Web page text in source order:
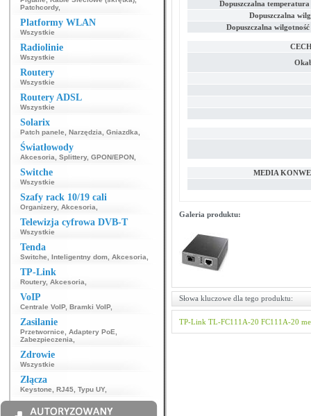
Patchcordy,
Platformy WLAN
Wszystkie
Radiolinie
Wszystkie
Routery
Wszystkie
Routery ADSL
Wszystkie
Solarix
Patch panele Narzędzia Gniazdka
Światłowody
Akcesoria Splittery, GPON/EPON
Switche
Wszystkie
Szafy rack 10/19 cali
Organizery, Akcesoria
Telewizja cyfrowa DVB-T
Wszystkie
Tenda
Switche Inteligentny dom Akcesoria
TP-Link
Routery, Akcesoria
VoIP
Centrale VoIP, Bramki VoIP,
Zasilanie
Przetwornice Adaptery PoE
Zabezpieczenia
Zdrowie
Wszystkie
Złącza
Keystone RJ45 Typu UY,
Dopuszczalna
Dopuszczalna
Dopuszczalna
MEDIA
Galeria produktu:
Słowa kluczowe dla tego produktu:
TP-Link TL-FC111A-20 FC111A-20